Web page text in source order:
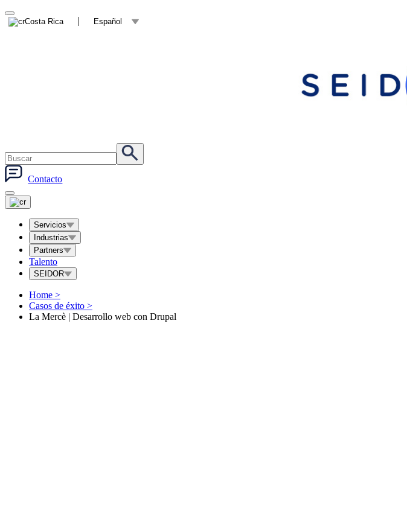
Costa Rica Español
Contacto
Servicios
Industrias
Partners
Talento
SEIDOR
Home >
Casos de éxito >
La Mercè | Desarrollo web con Drupal